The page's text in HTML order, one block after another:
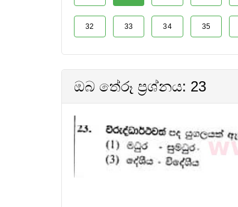
32 33 34 35
ඔබ තේරූ ප්‍රශ්නය: 23